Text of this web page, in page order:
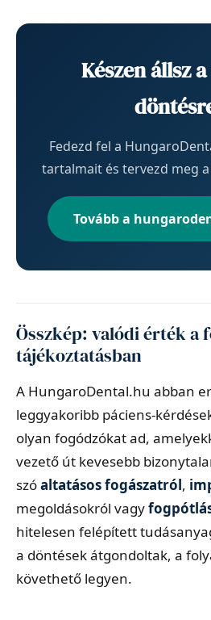
Készen állsz
Fedezd fel a
tartalmait és tervezd meg
Tovább a
Összkép: valódi érték a
tájékoztatásban
A HungaroDental.hu abban
leggyakoribb páciens-
olyan fogódzókat ad,
vezető út kevesebb
szóaltatásos fogászatról,
megoldásokról vagy
hitelesen felépített
a döntések átgondoltak, a
követhető legyen.